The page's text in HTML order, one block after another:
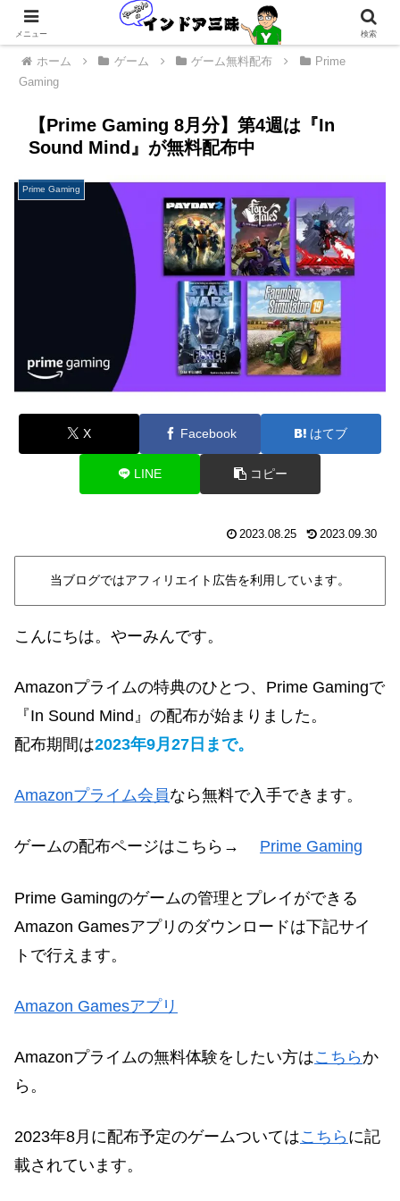
ホーム ゲーム ゲーム無料配布
Prime
Gaming
【Prime Gaming 8月分】第4週は『In
Sound Mind』が無料配布中
Prime Gaming
X Facebook はてブ
LINE コピー
2023.08.25 2023.09.30
当ブログではアフィリエイト広告を利用しています。
こんにちは。やーみんです。
Amazonプライムの特典のひとつ、Prime Gamingで
『In Sound Mind』 の配布が始まりました。
配布期間は2023年9月27日まで。
Amazonプライム会員なら無料で入手できます。
ゲームの配布ページはこちら→ Prime Gaming
Prime Gamingのゲームの管理とプレイができる
Amazon Gamesアプリのダウンロードは下記サイ
ト で行えます。
Amazon Gamesアプリ
Amazonプライムの無料体験をしたい方はこちらか
ら。
2023年8月に配布予定のゲームついてはこちら に記
載されています。
メニュー 検索